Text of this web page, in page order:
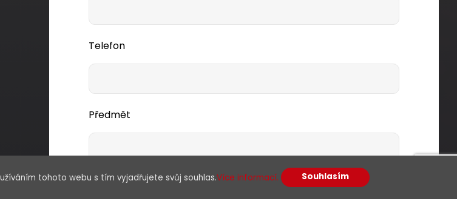
Telefon
Předmět
Vaše zpráva*
tohoto webu s tím vyjadřujete svůj souhlas.Více informací. Souhlasím